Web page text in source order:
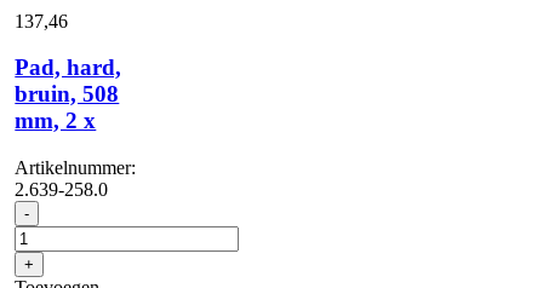
137,46
Pad, hard,
bruin, 508
mm, 2 x
Artikelnummer:
2.639-258.0
- Pad,
hard,
bruin,
508
+